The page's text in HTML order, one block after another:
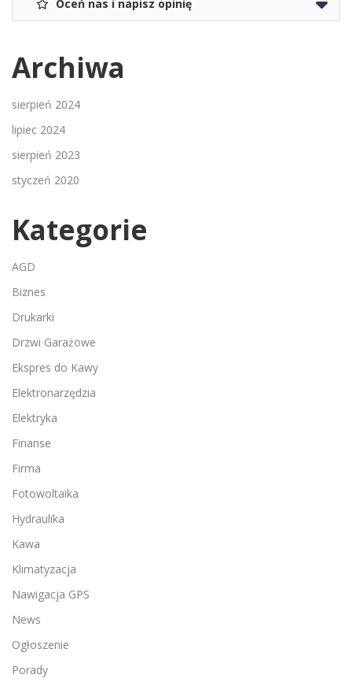
Oceń nas i napisz opinię
Archiwa
sierpień 2024
lipiec 2024
sierpień 2023
styczeń 2020
Kategorie
AGD
Biznes
Drukarki
Drzwi Garażowe
Ekspres do Kawy
Elektronarzędzia
Elektryka
Finanse
Firma
Fotowoltaika
Hydraulika
Kawa
Klimatyzacja
Nawigacja GPS
News
Ogłoszenie
Porady